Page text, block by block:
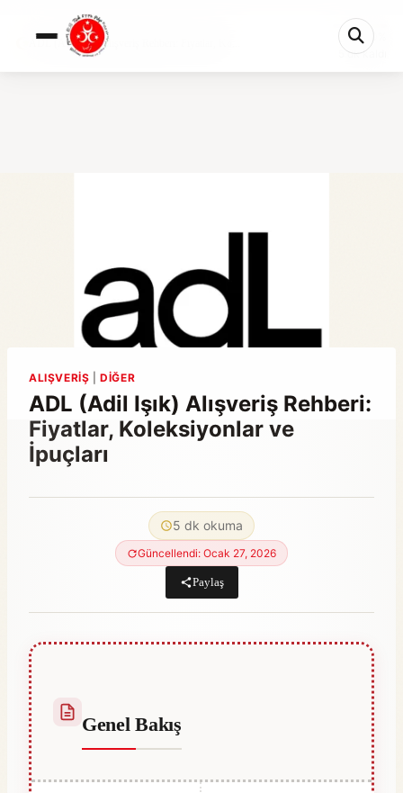
ADL (Adil Işık) Alışveriş Rehberi: Fiyatlar, Ko...
5 dk kaldı
ALIŞVERIŞ |DIĞER
ADL (Adil Işık) Alışveriş Rehberi:
Fiyatlar, Koleksiyonlar ve
İpuçları
5 dk okuma
Güncellendi: Ocak 27, 2026
Paylaş
Genel Bakış